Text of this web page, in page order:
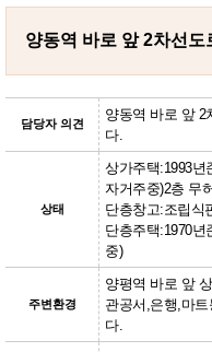
양동역 바로 앞 2차선
담당자 의견
양동역 바로 앞 2
다.
상태
상가주택:1993년
자거주중)2층 무
단층창고:조립식
단층주택:1970년
중)
주변환경
양평역 바로 앞
관공서,은행,마
다.